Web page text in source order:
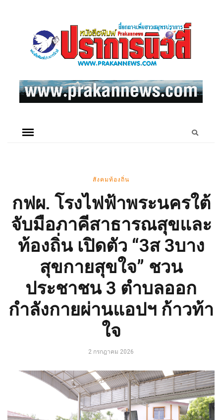
สังคมท้องถิ่น
กฟผ. โรงไฟฟ้าพระนครใต้
จับมือภาคีสาธารณสุขและ
ท้องถิ่น เปิดตัว “3ส 3บาง
สุขกายสุขใจ” ชวน
ประชาชน 3 ตำบลออก
กำลังกายผ่านแอปฯ ก้าวท้า
ใจ
2 กรกฎาคม 2026